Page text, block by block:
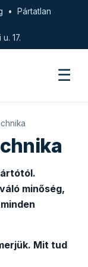
• Pártatlan
17.
☰
minőség,
Mit tud